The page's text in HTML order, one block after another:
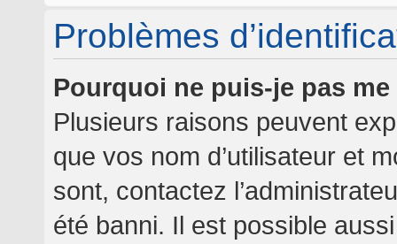
Problèmes
Pourquoi ne puis-je pas
Plusieurs raisons peuvent
que vos nom d’utilisateur et
sont, contactez
été banni. Il est possible